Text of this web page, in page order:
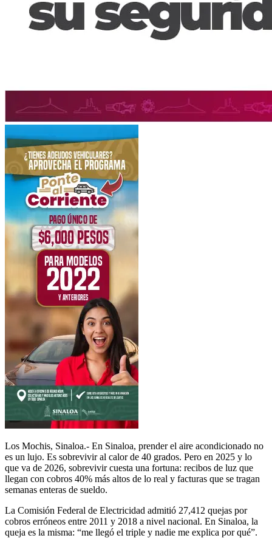
Los Mochis, Sinaloa.- En Sinaloa, prender el aire acondicionado no
es un lujo. Es sobrevivir al calor de 40 grados. Pero en 2025 y lo
que va de 2026, sobrevivir cuesta una fortuna: recibos de luz que
llegan con cobros 40% más altos de lo real y facturas que se tragan
semanas enteras de sueldo.
La Comisión Federal de Electricidad admitió 27,412 quejas por
cobros erróneos entre 2011 y 2018 a nivel nacional. En Sinaloa, la
queja es la misma: “me llegó el triple y nadie me explica por qué”.